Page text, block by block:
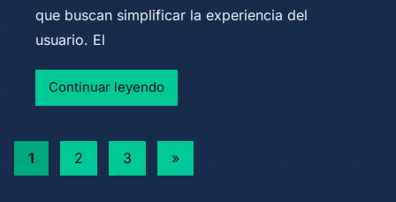
que buscan simplificar la experiencia del
usuario. El
Continuar leyendo
Paginación
1 2 3
Next
»